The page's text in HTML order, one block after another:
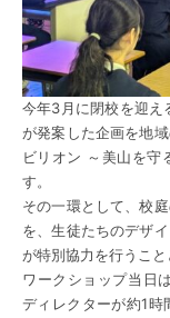
今年3月に閉校を迎え
が発案した企画を地
ビリオン ～美山を守
す。
その一環として、校
を、生徒たちのデザ
が特別協力を行うこと
ワークショップ当日
ディレクターが約1時